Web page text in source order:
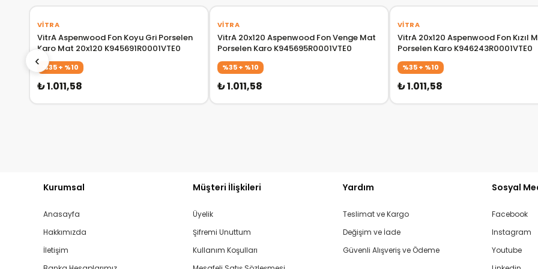
‹
VITRA
VitrA Aspenwood Fon Koyu Gri Porselen
Karo Mat 20x120 K945691R0001VTE0
%35 + %10
₺ 1.011,58
VITRA
VitrA 20x120 Aspenwood Fon Venge Mat
Porselen Karo K945695R0001VTE0
%35 + %10
₺ 1.011,58
VITRA
VitrA 20x120 Aspenwood Fon Kızıl
Porselen Karo K946243R0001VTE0
%35 + %10
₺ 1.011,58
Kurumsal
Anasayfa
Hakkımızda
İletişim
Müşteri İlişkileri
Üyelik
Şifremi Unuttum
Kullanım Koşulları
Yardım
Teslimat ve Kargo
Değişim ve İade
Güvenli Alışveriş ve Ödeme
Sosyal
Facebook
Instagram
Youtube